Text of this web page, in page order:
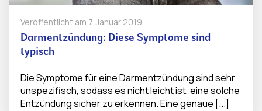
Veröffentlicht am 7. Januar 2019
Darmentzündung: Diese Symptome sind
typisch
Die Symptome für eine Darmentzündung sind sehr
unspezifisch, sodass es nicht leicht ist, eine solche
Entzündung sicher zu erkennen. Eine genaue [...]